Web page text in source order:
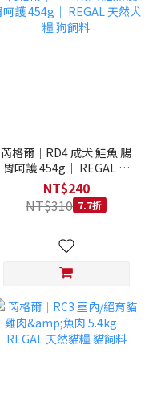
芮格爾｜RD4 成犬 鮭魚 腸
胃呵護 454g｜ REGAL 天
然犬糧 狗飼料
NT$240
NT$310 7.7折